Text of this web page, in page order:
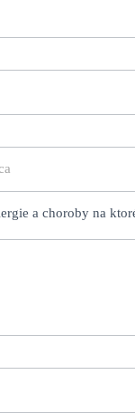
a choroby na